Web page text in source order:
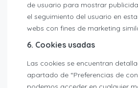
de usuario para mostrar
el seguimiento del usuario en
webs con fines de marketing
6. Cookies usadas
Las cookies se encuentran
apartado de “Preferencias de